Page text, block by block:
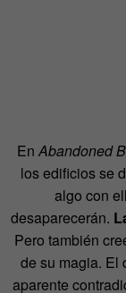
EnAbandoned
los edificios se
algo con
desaparecerán.
Pero también
de su magia. El
aparente